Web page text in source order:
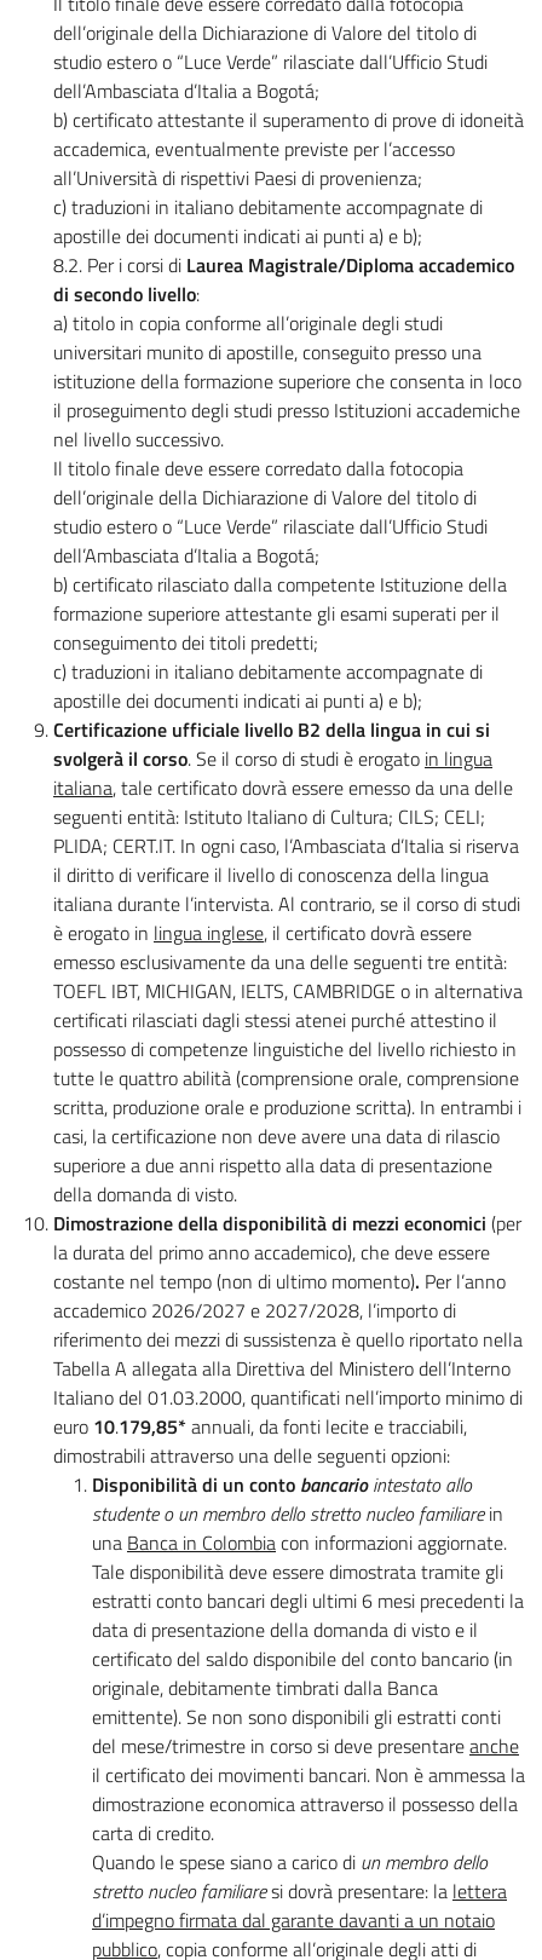
dell’originale della Dichiarazione di Valore del titolo di
studio estero o “Luce Verde” rilasciate dall’Ufficio Studi
dell’Ambasciata d’Italia a Bogotá;
b) certificato attestante il superamento di prove di idoneità
accademica, eventualmente previste per l’accesso
all’Università di rispettivi Paesi di provenienza;
c) traduzioni in italiano debitamente accompagnate di
apostille dei documenti indicati ai punti a) e b);
8.2. Per i corsi di Laurea Magistrale/Diploma accademico
di secondo livello:
a) titolo in copia conforme all’originale degli studi
universitari munito di apostille, conseguito presso una
istituzione della formazione superiore che consenta in loco
il proseguimento degli studi presso Istituzioni accademiche
nel livello successivo.
Il titolo finale deve essere corredato dalla fotocopia
dell’originale della Dichiarazione di Valore del titolo di
studio estero o “Luce Verde” rilasciate dall’Ufficio Studi
dell’Ambasciata d’Italia a Bogotá;
b) certificato rilasciato dalla competente Istituzione della
formazione superiore attestante gli esami superati per il
conseguimento dei titoli predetti;
c) traduzioni in italiano debitamente accompagnate di
apostille dei documenti indicati ai punti a) e b);
Certificazione ufficiale livello B2 della lingua in cui si
svolgerà il corso. Se il corso di studi è erogato in lingua
italiana, tale certificato dovrà essere emesso da una delle
seguenti entità: Istituto Italiano di Cultura; CILS; CELI;
PLIDA; CERT.IT. In ogni caso, l’Ambasciata d’Italia si riserva
il diritto di verificare il livello di conoscenza della lingua
italiana durante l’intervista. Al contrario, se il corso di studi
è erogato in lingua inglese, il certificato dovrà essere
emesso esclusivamente da una delle seguenti tre entità:
TOEFL IBT, MICHIGAN, IELTS, CAMBRIDGE o in alternativa
certificati rilasciati dagli stessi atenei purché attestino il
possesso di competenze linguistiche del livello richiesto in
tutte le quattro abilità (comprensione orale, comprensione
scritta, produzione orale e produzione scritta). In entrambi i
casi, la certificazione non deve avere una data di rilascio
superiore a due anni rispetto alla data di presentazione
della domanda di visto.
Dimostrazione della disponibilità di mezzi economici (per
la durata del primo anno accademico), che deve essere
costante nel tempo (non di ultimo momento). Per l’anno
accademico 2026/2027 e 2027/2028, l’importo di
riferimento dei mezzi di sussistenza è quello riportato nella
Tabella A allegata alla Direttiva del Ministero dell’Interno
Italiano del 01.03.2000, quantificati nell’importo minimo di
euro 10.179,85*annuali, da fonti lecite e tracciabili,
dimostrabili attraverso una delle seguenti opzioni:
Disponibilità di un conto bancariointestato allo
studente o un membro dello stretto nucleo familiarein
una Banca in Colombiacon informazioni aggiornate.
Tale disponibilità deve essere dimostrata tramite gli
estratti conto bancari degli ultimi 6 mesi precedenti la
data di presentazione della domanda di visto e il
certificato del saldo disponibile del conto bancario (in
originale, debitamente timbrati dalla Banca
emittente). Se non sono disponibili gli estratti conti
del mese/trimestre in corso si deve presentareanche
il certificato dei movimenti bancari. Non è ammessa la
dimostrazione economica attraverso il possesso della
carta di credito.
Quando le spese siano a carico di un membro dello
stretto nucleo familiaresi dovrà presentare: la lettera
d’impegno firmata dal garante davanti a un notaio
pubblico, copia conforme all’originale degli atti di